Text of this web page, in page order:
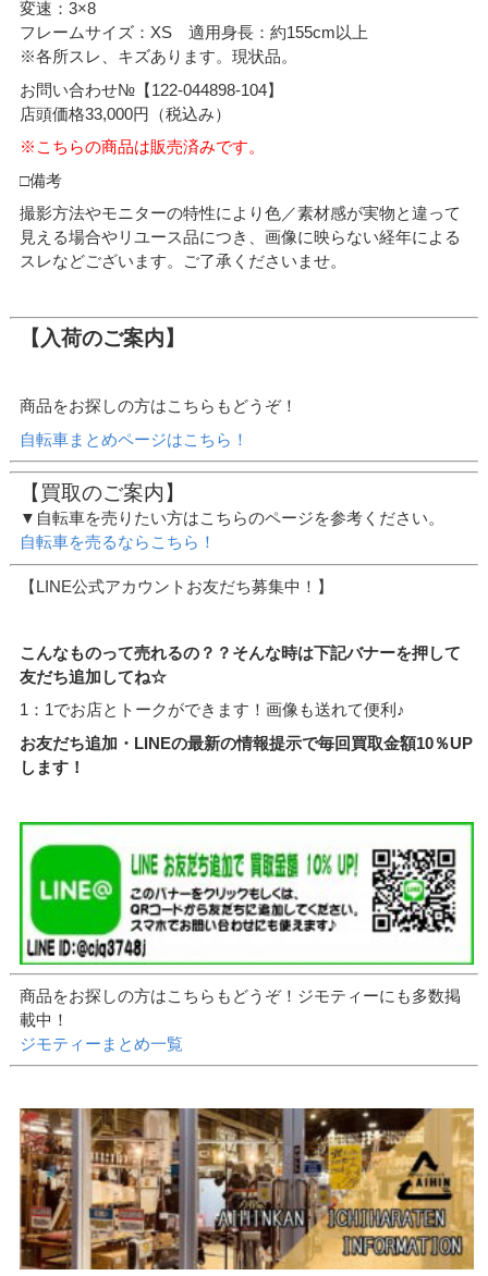
変速：3×8
フレームサイズ：XS 適用身長：約155cm以上
※各所スレ、キズあります。現状品。
お問い合わせ№【122-044898-104】
店頭価格33,000円（税込み）
※こちらの商品は販売済みです。
□備考
撮影方法やモニターの特性により色／素材感が実物と違って
見える場合やリユース品につき、画像に映らない経年による
スレなどございます。ご了承くださいませ。
【入荷のご案内】
商品をお探しの方はこちらもどうぞ！
自転車まとめページはこちら！
【買取のご案内】
▼自転車を売りたい方はこちらのページを参考ください。
自転車を売るならこちら！
【LINE公式アカウントお友だち募集中！】
こんなものって売れるの？？そんな時は下記バナーを押して
友だち追加してね☆
1：1でお店とトークができます！画像も送れて便利♪
お友だち追加・LINEの最新の情報提示で毎回買取金額10％UP
します！
商品をお探しの方はこちらもどうぞ！ジモティーにも多数掲
載中！
ジモティーまとめ一覧